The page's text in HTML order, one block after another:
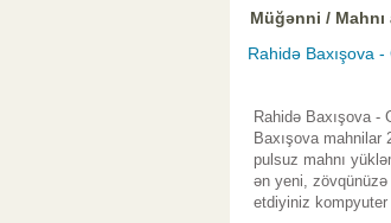
Müğənni / Mahnı
Rahidə Baxışova
Rahidə Baxışova -
Baxışova
pulsuz mahnı
ən yeni,
etdiyiniz kompyuter